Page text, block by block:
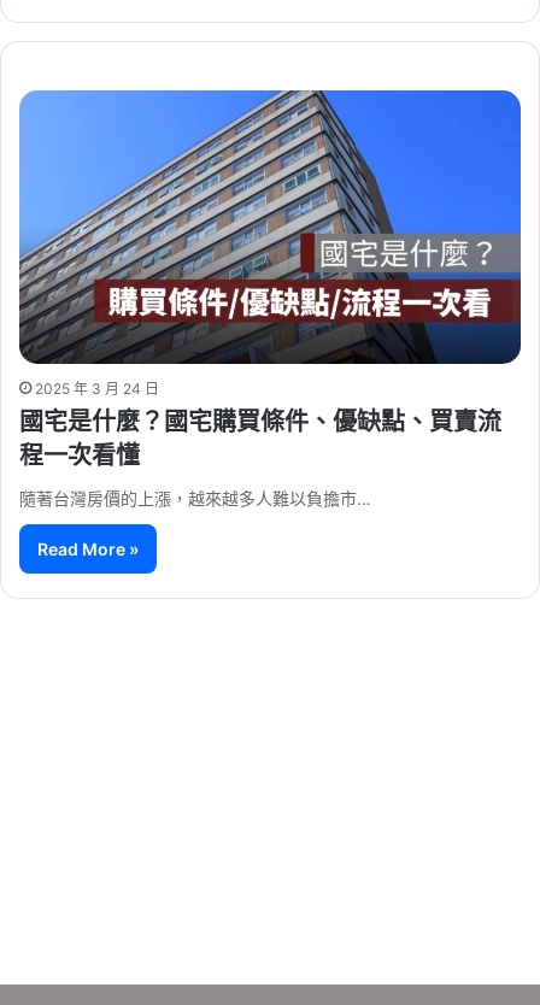
2025 年 3 月 24 日
國宅是什麼？國宅購買條件、優缺點、買賣流
程一次看懂
隨著台灣房價的上漲，越來越多人難以負擔市…
Read More »